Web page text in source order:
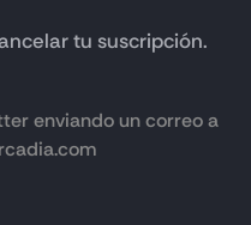
tu suscripción.
enviando un correo a